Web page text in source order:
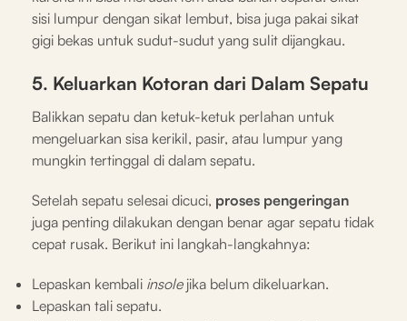
sisi lumpur dengan sikat lembut, bisa juga pakai sikat
gigi bekas untuk sudut-sudut yang sulit dijangkau.
5. Keluarkan Kotoran dari Dalam Sepatu
Balikkan sepatu dan ketuk-ketuk perlahan untuk
mengeluarkan sisa kerikil, pasir, atau lumpur yang
mungkin tertinggal di dalam sepatu.
Setelah sepatu selesai dicuci, proses pengeringan
juga penting dilakukan dengan benar agar sepatu tidak
cepat rusak. Berikut ini langkah-langkahnya:
Lepaskan kembali insolejika belum dikeluarkan.
Lepaskan tali sepatu.